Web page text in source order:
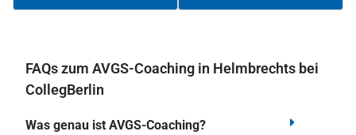
FAQs zum AVGS-Coaching in Helmbrechts bei
CollegBerlin
Was genau ist AVGS-Coaching?